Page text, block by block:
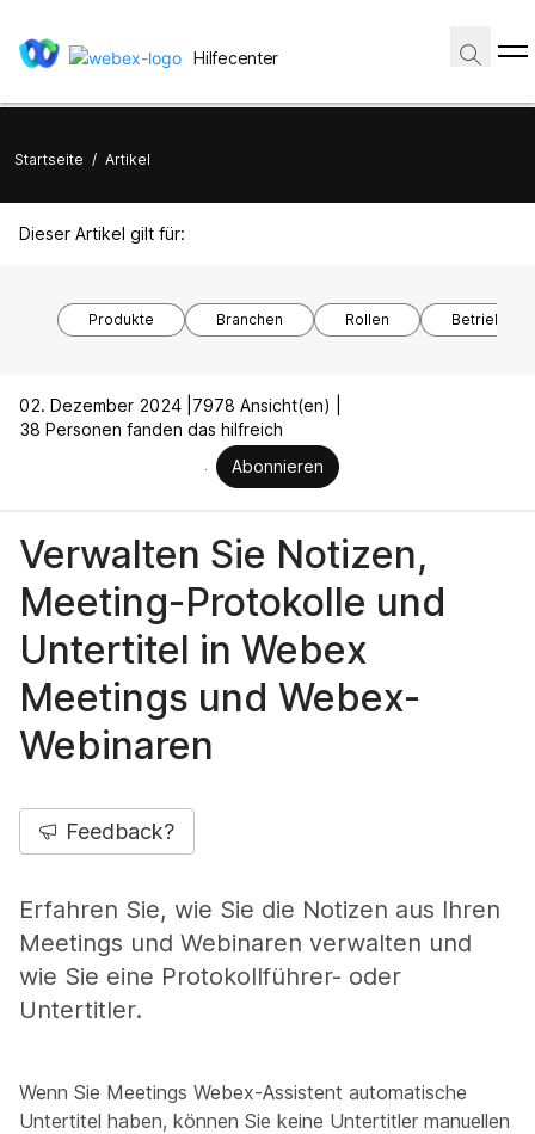
Hilfecenter
Startseite / Artikel
Dieser Artikel gilt für:
Produkte Branchen Rollen
02. Dezember 2024 | 7978 Ansicht(en) |
38 Personen fanden das hilfreich
Abonnieren
Verwalten Sie Notizen,
Meeting-Protokolle und
Untertitel in Webex
Meetings und Webex-
Webinaren
Feedback?
Erfahren Sie, wie Sie die Notizen aus Ihren
Meetings und Webinaren verwalten und
wie Sie eine Protokollführer- oder
Untertitler.
Wenn Sie Meetings Webex-Assistent automatische
Untertitel haben, können Sie keine Untertitler manuellen